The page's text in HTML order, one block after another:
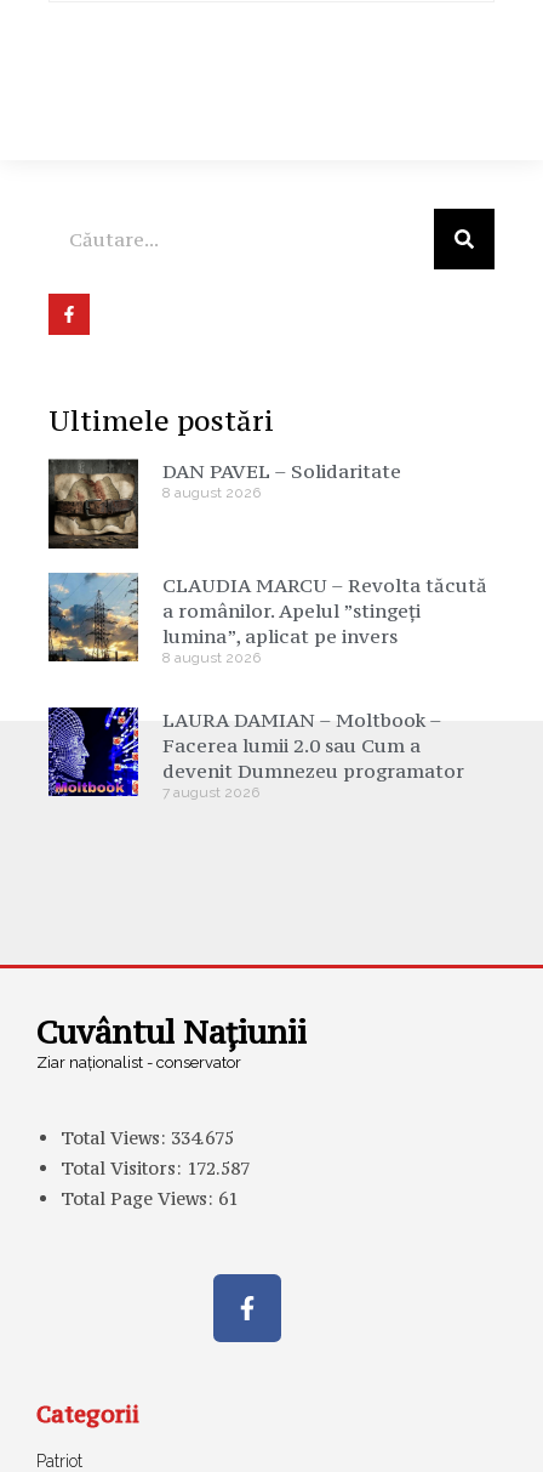
Ultimele postări
DAN PAVEL – Solidaritate
8 august 2026
CLAUDIA MARCU – Revolta tăcută
a românilor. Apelul ”stingeți
lumina”, aplicat pe invers
8 august 2026
LAURA DAMIAN – Moltbook –
Facerea lumii 2.0 sau Cum a
devenit Dumnezeu programator
7 august 2026
Cuvântul Națiunii
Ziar naționalist - conservator
Total Views: 334.675
Total Visitors: 172.587
Total Page Views: 61
Categorii
Patriot